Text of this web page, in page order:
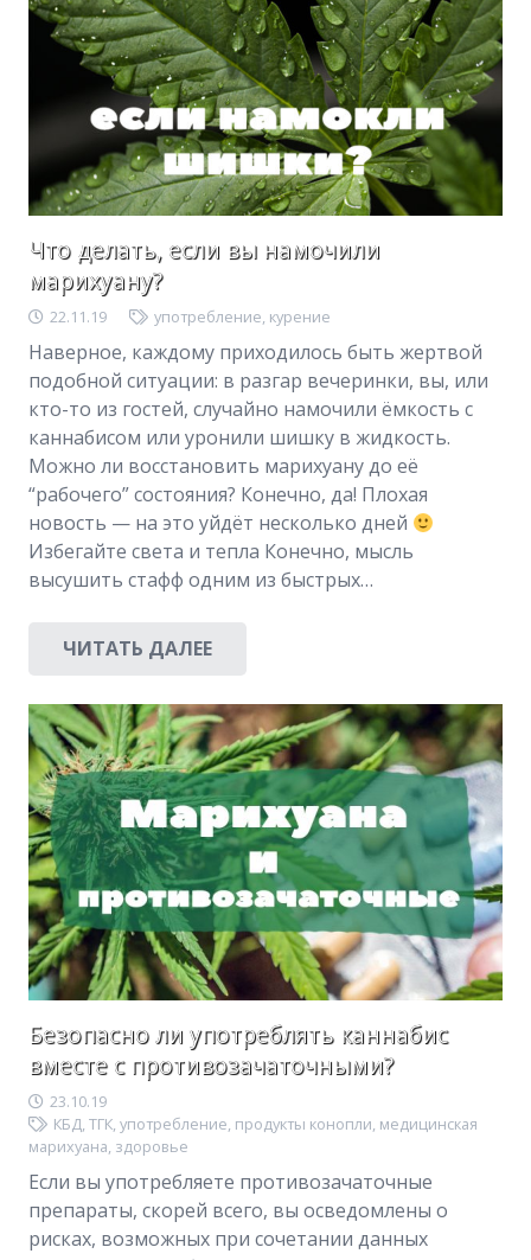
Что делать, если вы намочили
марихуану?
22.11.19 употребление, курение
Наверное, каждому приходилось быть жертвой
подобной ситуации: в разгар вечеринки, вы, или
кто-то из гостей, случайно намочили ёмкость с
каннабисом или уронили шишку в жидкость.
Можно ли восстановить марихуану до её
“рабочего” состояния? Конечно, да! Плохая
новость — на это уйдёт несколько дней
Избегайте света и тепла Конечно, мысль
высушить стафф одним из быстрых…
ЧИТАТЬ ДАЛЕЕ
Безопасно ли употреблять каннабис
вместе с противозачаточными?
23.10.19
КБД,ТГК,употребление, продукты конопли, медицинская
марихуана, здоровье
Если вы употребляете противозачаточные
препараты, скорей всего, вы осведомлены о
рисках, возможных при сочетании данных